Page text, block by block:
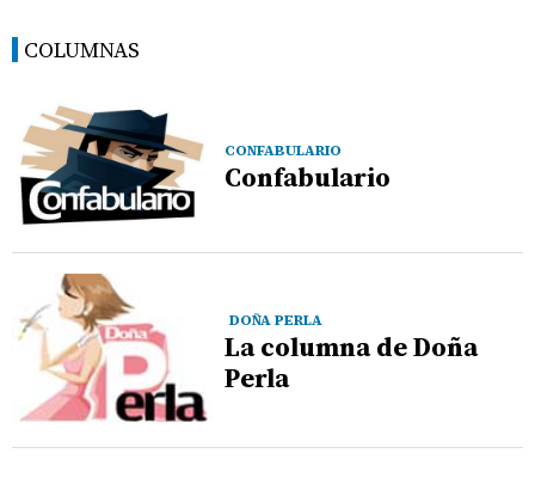
COLUMNAS
CONFABULARIO
Confabulario
DOÑA PERLA
La columna de Doña
Perla